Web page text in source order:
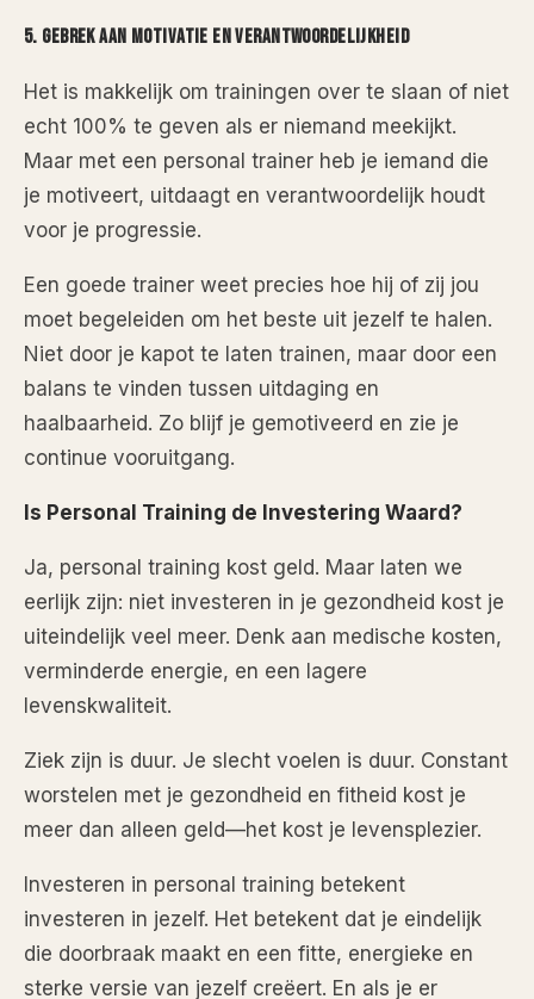
5. Gebrek aan Motivatie en Verantwoordelijkheid
Het is makkelijk om trainingen over te slaan of niet
echt 100% te geven als er niemand meekijkt.
Maar met een personal trainer heb je iemand die
je motiveert, uitdaagt en verantwoordelijk houdt
voor je progressie.
Een goede trainer weet precies hoe hij of zij jou
moet begeleiden om het beste uit jezelf te halen.
Niet door je kapot te laten trainen, maar door een
balans te vinden tussen uitdaging en
haalbaarheid. Zo blijf je gemotiveerd en zie je
continue vooruitgang.
Is Personal Training de Investering Waard?
Ja, personal training kost geld. Maar laten we
eerlijk zijn: niet investeren in je gezondheid kost je
uiteindelijk veel meer. Denk aan medische kosten,
verminderde energie, en een lagere
levenskwaliteit.
Ziek zijn is duur. Je slecht voelen is duur. Constant
worstelen met je gezondheid en fitheid kost je
meer dan alleen geld—het kost je levensplezier.
Investeren in personal training betekent
investeren in jezelf. Het betekent dat je eindelijk
die doorbraak maakt en een fitte, energieke en
sterke versie van jezelf creëert. En als je er